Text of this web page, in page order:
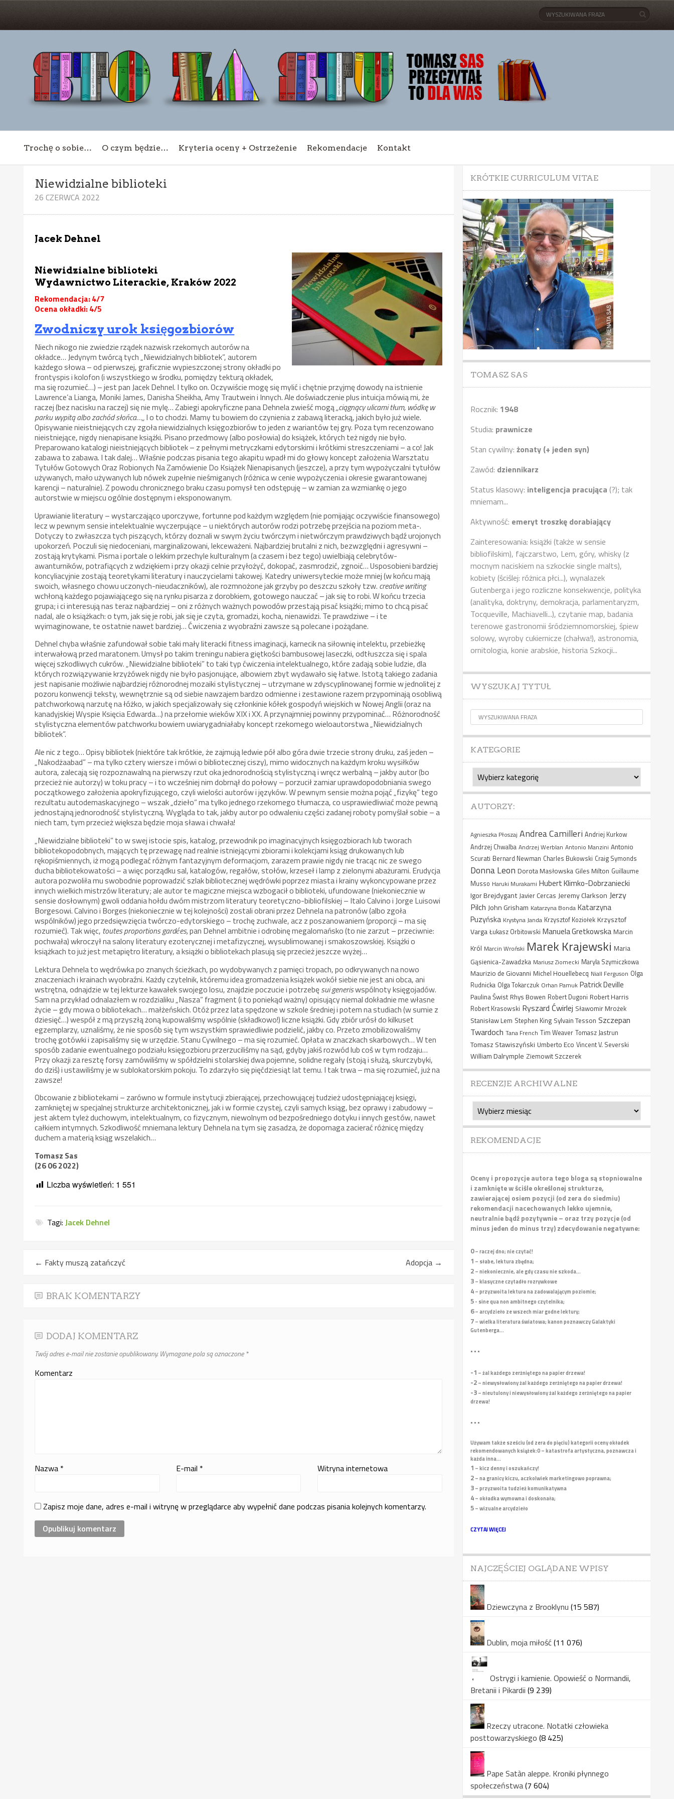
Trochę o sobie… O czym będzie… Kryteria oceny + Ostrzeżenie Rekomendacje Kontakt
Niewidzialne biblioteki
26 CZERWCA 2022
Jacek Dehnel
Niewidzialne biblioteki
Wydawnictwo Literackie, Kraków 2022
Rekomendacja: 4/7
Ocena okładki: 4/5
Zwodniczy urok księgozbiorów
Niech nikogo nie zwiedzie rządek nazwisk rzekomych autorów na
okładce… Jedynym twórcą tych „Niewidzialnych bibliotek”, autorem
każdego słowa – od pierwszej, graficznie wypieszczonej strony okładki po
frontyspis i kolofon (i wszystkiego w środku, pomiędzy tekturą okładek,
ma się rozumieć…) – jest pan Jacek Dehnel. I tylko on. Oczywiście mogę się mylić i chętnie przyjmę dowody na istnienie
Lawrence’a Lianga, Moniki James, Danisha Sheikha, Amy Trautwein i Innych. Ale doświadczenie plus intuicja mówią mi, że
raczej (bez nacisku na raczej) się nie mylę… Zabiegi apokryficzne pana Dehnela zwieść mogą„ciągnący ulicami tłum, wódkę w
parku wypitą albo zachód słońca…„I o to chodzi. Mamy tu bowiem do czynienia z zabawą literacką, jakich było już wiele.
Opisywanie nieistniejących czy zgoła niewidzialnych księgozbiorów to jeden z wariantów tej gry. Poza tym recenzowano
nieistniejące, nigdy nienapisane książki. Pisano przedmowy (albo posłowia) do książek, których też nigdy nie było.
Preparowano katalogi nieistniejących bibliotek – z pełnymi metryczkami edytorskimi i krótkimi streszczeniami – a co! Jak
zabawa to zabawa. I tak dalej… Właśnie podczas pisania tego akapitu wpadł mi do głowy koncept założenia Warsztatu
Tytułów Gotowych Oraz Robionych Na Zamówienie Do Książek Nienapisanych (jeszcze), a przy tym wypożyczalni tytułów
używanych, mało używanych lub nówek zupełnie nieśmiganych (różnica w cenie wypożyczenia i okresie gwarantowanej
karencji – naturalnie). Z powodu chronicznego braku czasu pomysł ten odstępuję – w zamian za wzmiankę o jego
autorstwie w miejscu ogólnie dostępnym i eksponowanym.
Uprawianie literatury – wystarczająco uporczywe, fortunne pod każdym względem (nie pomijając oczywiście finansowego)
lecz w pewnym sensie intelektualnie wyczerpujące – u niektórych autorów rodzi potrzebę przejścia na poziom meta-.
Dotyczy to zwłaszcza tych piszących, którzy doznali w swym życiu twórczym i nietwórczym prawdziwych bądź urojonych
upokorzeń. Poczuli się niedoceniani, marginalizowani, lekceważeni. Najbardziej brutalni z nich, bezwzględni i agresywni –
zostają krytykami. Pisma i portale o lekkim przechyle kulturalnym (a czasem i bez tego) uwielbiają celebrytów-
awanturników, potrafiących z wdziękiem i przy okazji celnie przyłożyć, dokopać, zasmrodzić, zgnoić… Usposobieni bardziej
koncyliacyjnie zostają teoretykami literatury i nauczycielami takowej. Katedry uniwersyteckie może mniej (w końcu mają
swoich, własnego chowu uczonych-nieudaczników), ale rozmnożone jak grzyby po deszczu szkoły tzw. creative writing
wchłoną każdego pojawiającego się na rynku pisarza z dorobkiem, gotowego nauczać – jak się to robi. W końcu trzecia
grupa; i ci interesują nas teraz najbardziej – oni z różnych ważnych powodów przestają pisać książki; mimo to chcą pisać
nadal, ale o książkach: o tym, jak się je robi, jak się je czyta, gromadzi, kocha, nienawidzi. Te prawdziwe – i te
wyimaginowane, te ostatnie nawet bardziej… Ćwiczenia z wyobraźni zawsze są polecane i pożądane.
Dehnel chyba właśnie zafundował sobie taki mały literacki fitness imaginacji, karnecik na siłownię intelektu, przebieżkę
interwałową przed maratonem. Umysł po takim treningu nabiera giętkości bambusowej laseczki, odtłuszcza się i spala
więcej szkodliwych cukrów. „Niewidzialne biblioteki” to taki typ ćwiczenia intelektualnego, które zadają sobie ludzie, dla
których rozwiązywanie krzyżówek nigdy nie było pasjonujące, albowiem zbyt wydawało się łatwe. Istotą takiego zadania
jest napisanie możliwie najbardziej różnorodnej mozaiki stylistycznej – utrzymane w zdyscyplinowanej formie w jednolitej z
pozoru konwencji teksty, wewnętrznie są od siebie nawzajem bardzo odmienne i zestawione razem przypominają osobliwą
patchworkową narzutę na łóżko, w jakich specjalizowały się członkinie kółek gospodyń wiejskich w Nowej Anglii (oraz na
kanadyjskiej Wyspie Księcia Edwarda…) na przełomie wieków XIX i XX. A przynajmniej powinny przypominać… Różnorodność
stylistyczna elementów patchworku bowiem uwiarygadniałaby koncept rzekomego wieloautorstwa „Niewidzialnych
bibliotek”.
Ale nic z tego… Opisy bibliotek (niektóre tak krótkie, że zajmują ledwie pół albo góra dwie trzecie strony druku, zaś jeden –
„Nakodżaabad” – ma tylko cztery wiersze i mówi o bibliotecznej ciszy), mimo widocznych na każdym kroku wysiłków
autora, zalecają się rozpoznawalną na pierwszy rzut oka jednorodnością stylistyczną i wręcz werbalną – jakby autor (bo
przecież nie autorzy) w toku pracy – i to wcześniej nim dobrnął do połowy – porzucił zamiar uprawdopodobniania swego
początkowego założenia apokryfizującego, czyli wielości autorów i języków. W pewnym sensie można pojąć „fizykę” tego
rezultatu autodemaskacyjnego – wszak „dzieło” ma tylko jednego rzekomego tłumacza, co usprawiedliwiać może pewną
jednostajną jednorodność stylistyczną. Wygląda to tak, jakby autor po odwaleniu części zadanej roboty pomyślał sobie – a
niech tam, tym przecież większa będzie moja sława i chwała!
„Niewidzialne biblioteki” to w swej istocie spis, katalog, przewodnik po imaginacyjnych księgozbiorach lub tworach
bibliotekopodobnych, mających tę przewagę nad realnie istniejącymi zbiorami i kolekcjami ksiąg drukowanych lub
rękopiśmiennych, iż mogą podlegać różnym fantazyjnym deformacjom, zarazem prawie nigdy nie tracąc nic ze swego
ducha bibliotekowatości – a więc porządku sal, katalogów, regałów, stołów, krzeseł i lamp z zielonymi abażurami. Erudycja
autora pozwoliła mu swobodnie poprowadzić szlak bibliotecznej wędrówki poprzez miasta i krainy wykoncypowane przez
innych wielkich mistrzów literatury; ale autor te magiczne miejsca wzbogacił o biblioteki, ufundowane (niekoniecznie w
sensie dosłownym) gwoli oddania hołdu dwóm mistrzom literatury teoretyczno-bibliofilskiej – Italo Calvino i Jorge Luisowi
Borgesowi. Calvino i Borges (niekoniecznie w tej kolejności) zostali obrani przez Dehnela na patronów (albo zgoła
wspólników) jego przedsięwzięcia twórczo-edytorskiego – trochę zuchwale, acz z poszanowaniem (proporcji – ma się
rozumieć). Tak więc, toutes proportions gardées,pan Dehnel ambitnie i odrobinę megalomańsko (to nie zarzut – przeciwnie:
pochwała) wkroczył na salony literatury ezoterycznej i metafizycznej, wysublimowanej i smakoszowskiej. Książki o
książkach to już jest metapiętro literatury, a książki o bibliotekach plasują się przecież jeszcze wyżej…
Lektura Dehnela to wędrówka po znanych ścieżkach, po wydobywanych z pamięci tropach, po odkrywanych na nowo
znaczeniach i krainach wyobraźni. Każdy czytelnik, któremu idea gromadzenia książek wokół siebie nie jest ani obca, ani
wstrętna, odnajdzie w tej lekturze kawałek swojego losu, znajdzie poczucie i potrzebęsui generiswspólnoty księgojadów.
Sam na przykład odnalazłem w rozdzialiku „Nasza” fragment (i to poniekąd ważny) opisujący niemal dokładnie me własne
życie – gdy mowa o bibliotekach… małżeńskich. Otóż przez lata spędzone w szkole średniej i potem na studiach (w sumie z
dziesięć…) wespół z mą przyszłą żoną kupowaliśmy wspólnie (składkowo!) liczne książki. Gdy zbiór urósł do kilkuset
egzemplarzy, uznaliśmy, że nie sposób się tym wszystkim sprawiedliwie podzielić, jakby co. Przeto zmobilizowaliśmy
trochę gotówki i zapisaliśmy się w urzędzie. Stanu Cywilnego – ma się rozumieć. Opłata w znaczkach skarbowych… W ten
sposób zadanie ewentualnego podziału księgozbioru przerzuciliśmy na sąd, gdyby jakiś rozwód lub coś w tym rodzaju…
Przy okazji za resztę forsy zamówiliśmy w spółdzielni stolarskiej dwa pojemne, solidne regały (stoją i służą, skurczybyki,
do dziś) i ustawiliśmy je w sublokatorskim pokoju. To zdarzyło się pięćdziesiąt lat temu. I tak trwa – ma się rozumieć, już na
zawsze!
Obcowanie z bibliotekami – zarówno w formule instytucji zbierającej, przechowującej tudzież udostępniającej księgi,
zamkniętej w specjalnej strukturze architektonicznej, jak i w formie czystej, czyli samych ksiąg, bez oprawy i zabudowy –
jest aktem tyleż duchowym, intelektualnym, co fizycznym, niewolnym od bezpośredniego dotyku i innych gestów, nawet
całkiem intymnych. Szkodliwość mniemana lektury Dehnela na tym się zasadza, że dopomaga zacierać różnicę między
duchem a materią ksiąg wszelakich…
Tomasz Sas
(26 06 2022)
Liczba wyświetleń: 1 551
Tagi:Jacek Dehnel
← Fakty muszą zatańczyć Adopcja →
BRAK KOMENTARZY
DODAJ KOMENTARZ
Twój adres e-mail nie zostanie opublikowany.Wymagane pola są oznaczone*
Komentarz
Nazwa * E-mail * Witryna internetowa
Zapisz moje dane, adres e-mail i witrynę w przeglądarce aby wypełnić dane podczas pisania kolejnych komentarzy.
KRÓTKIE CURRICULUM VITAE
TOMASZ SAS
Rocznik: 1948
Studia: prawnicze
Stan cywilny: żonaty (+ jeden syn)
Zawód: dziennikarz
Status klasowy: inteligencja pracująca (?); tak
mniemam...
Aktywność: emeryt troszkę dorabiający
Zainteresowania: książki (także w sensie
bibliofilskim), fajczarstwo, Lem, góry, whisky (z
mocnym naciskiem na szkockie single malts),
kobiety (ściślej: różnica płci...), wynalazek
Gutenberga i jego rozliczne konsekwencje, polityka
(analityka, doktryny, demokracja, parlamentaryzm,
Tocqueville, Machiavelli...), czytanie map, badania
terenowe gastronomii śródziemnomorskiej, śpiew
solowy, wyroby cukiernicze (chałwa!), astronomia,
ornitologia, konie arabskie, historia Szkocji...
WYSZUKAJ TYTUŁ
KATEGORIE
Kategorie
AUTORZY:
Agnieszka Płoszaj Andrea Camilleri Andriej Kurkow
Andrzej Chwalba Andrzej Werblan Antonio Manzini Antonio
Scurati Bernard Newman Charles Bukowski Craig Symonds
Donna Leon Dorota Masłowska Giles Milton Guillaume
Musso Haruki Murakami Hubert Klimko-Dobrzaniecki
Igor Brejdygant Javier Cercas Jeremy Clarkson Jerzy
Pilch John Grisham Katarzyna Bonda Katarzyna
Puzyńska Krystyna Janda Krzysztof Koziołek Krzysztof
Varga Łukasz Orbitowski Manuela Gretkowska Marcin
Król Marcin Wroński Marek Krajewski Maria
Gąsienica-Zawadzka Mariusz Ziomecki Maryla Szymiczkowa
Maurizio de Giovanni Michel Houellebecq Niall Ferguson Olga
Rudnicka Olga Tokarczuk Orhan Pamuk Patrick Deville
Paulina Świst Rhys Bowen Robert Dugoni Robert Harris
Robert Krasowski Ryszard Ćwirlej Sławomir Mrożek
Stanisław Lem Stephen King Sylvain Tesson Szczepan
Twardoch Tana French Tim Weaver Tomasz Jastrun
Tomasz Stawiszyński Umberto Eco Vincent V. Severski
William Dalrymple Ziemowit Szczerek
RECENZJE ARCHIWALNE
Recenzje
archiwalne
REKOMENDACJE
Oceny i propozycje autora tego bloga są stopniowalne
i zamknięte w ściśle określonej strukturze,
zawierającej osiem pozycji (od zera do siedmiu)
rekomendacji nacechowanych lekko ujemnie,
neutralnie bądź pozytywnie – oraz trzy pozycje (od
minus jeden do minus trzy) zdecydowanie negatywne:
0– raczej dno; nie czytać!
1 – słabe, lektura zbędna;
2– niekoniecznie, ale gdy czasu nie szkoda...
3– klasyczne czytadło rozrywkowe
4– przyzwoita lektura na zadowalającym poziomie;
5- sine qua non ambitnego czytelnika;
6– arcydzieło ze wszech miar godne lektury;
7– wielka literatura światowa; kanon poznawczy Galaktyki
Gutenberga...
• • •
-1 – żal każdego zerżniętego na papier drzewa!
-2– niewysłowiony żal każdego zerżniętego na papier drzewa!
-3– nieutulony i niewysłowiony żal każdego zerżniętego na papier
drzewa!
• • •
Używam także sześciu (od zera do pięciu) kategorii oceny okładek
rekomendowanych książek:0 – katastrofa artystyczna, poznawcza i
każda inna...
1 – kicz denny i oszukańczy!
2– na granicy kiczu, aczkolwiek marketingowo poprawna;
3– przyzwoita tudzież komunikatywna
4– okładka wymowna i doskonała;
5– wizualne arcydzieło
CZYTAJ WIĘCEJ
NAJCZĘŚCIEJ OGLĄDANE WPISY
Dziewczyna z Brooklynu (15 587)
Dublin, moja miłość(11 076)
Ostrygi i kamienie. Opowieść o Normandii,
Bretanii i Pikardii (9 239)
Rzeczy utracone. Notatki człowieka
posttowarzyskiego (8 425)
Pape Satàn aleppe. Kroniki płynnego
społeczeństwa(7 604)